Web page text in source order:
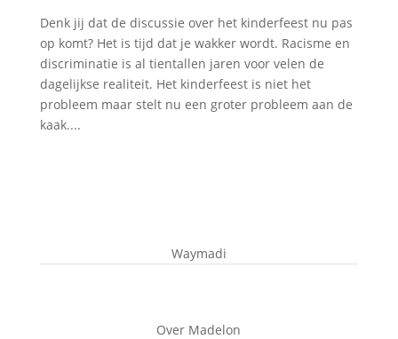
Denk jij dat de discussie over het kinderfeest nu pas
op komt? Het is tijd dat je wakker wordt. Racisme en
discriminatie is al tientallen jaren voor velen de
dagelijkse realiteit. Het kinderfeest is niet het
probleem maar stelt nu een groter probleem aan de
kaak....
Waymadi
Over Madelon